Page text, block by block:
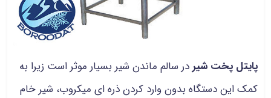
پایتل پخت شیردر سالم ماندن شیر بسیار موثر است زیرا به
کمک این دستگاه بدون وارد کردن ذره ای میکروب، شیر خام